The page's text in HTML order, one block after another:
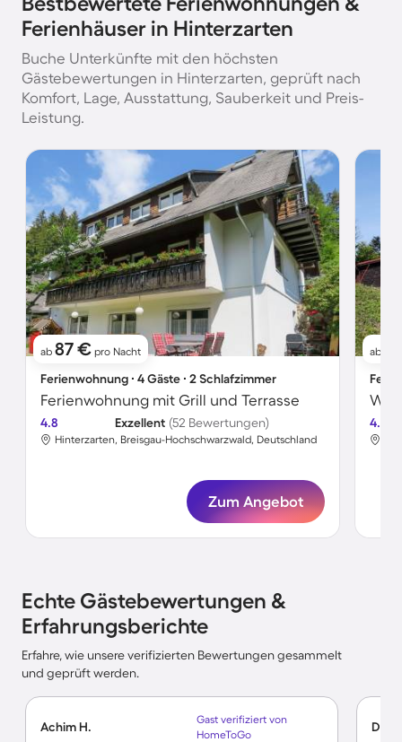
Ferienhäuser in Hinterzarten
Buche Unterkünfte mit den höchsten
Gästebewertungen in Hinterzarten, geprüft nach
Komfort, Lage, Ausstattung, Sauberkeit und Preis-
Leistung.
ab 87 € pro Nacht
Ferienwohnung ∙ 4 Gäste ∙ 2 Schlafzimmer
Ferienwohnung mit Grill und Terrasse
4.8 Exzellent (52 Bewertungen)
Hinterzarten, Breisgau-Hochschwarzwald, Deutschland
Zum Angebot
ab
4.7
Echte Gästebewertungen &
Erfahrungsberichte
Erfahre, wie unsere verifizierten Bewertungen gesammelt
und geprüft werden.
Achim H.
Gast verifiziert von
HomeToGo